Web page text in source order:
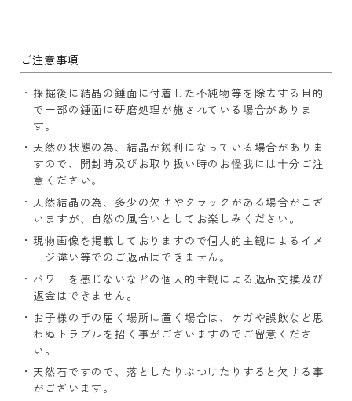
ご注意事項
採掘後に結晶の錘面に付着した不純物等を除去する目的
で一部の錘面に研磨処理が施されている場合がありま
す。
天然の状態の為、結晶が鋭利になっている場合がありま
すので、開封時及びお取り扱い時のお怪我には十分ご注
意ください。
天然結晶の為、多少の欠けやクラックがある場合がござ
いますが、自然の風合いとしてお楽しみください。
現物画像を掲載しておりますので個人的主観によるイメ
ージ違い等でのご返品はできません。
パワーを感じないなどの個人的主観による返品交換及び
返金はできません。
お子様の手の届く場所に置く場合は、ケガや誤飲など思
わぬトラブルを招く事がございますのでご留意くださ
い。
天然石ですので、落としたりぶつけたりすると欠ける事
がございます。